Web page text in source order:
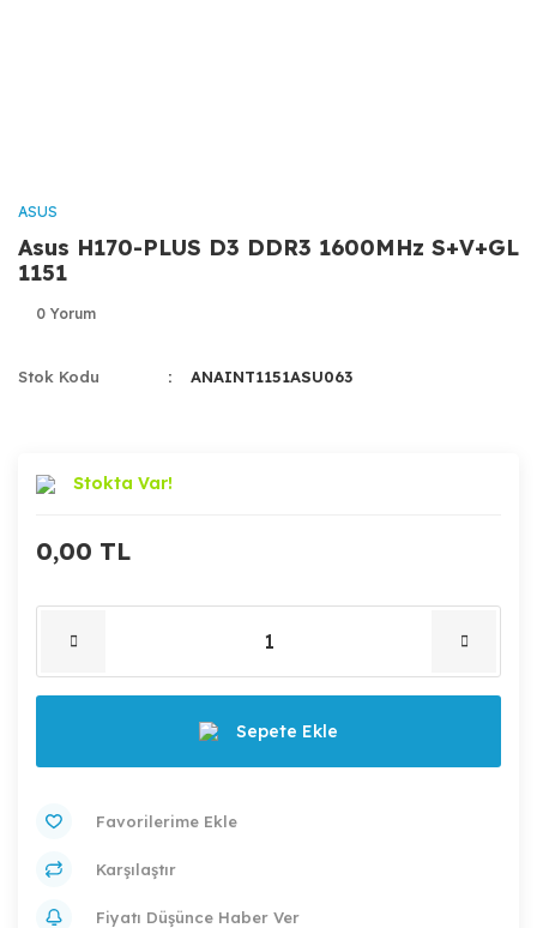
ASUS
Asus H170-PLUS D3 DDR3 1600MHz S+V+GL
1151
0 Yorum
Stok Kodu ANAINT1151ASU063
Stokta Var!
0,00 TL
Sepete Ekle
Karşılaştır
Fiyatı Düşünce Haber Ver